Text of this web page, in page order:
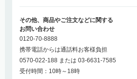
その他、商品やご注文などに関する
お問い合わせ
0120-70-8888
携帯電話からは通話料お客様負担
0570-022-188 または 03-6631-7585
受付時間：10時～18時